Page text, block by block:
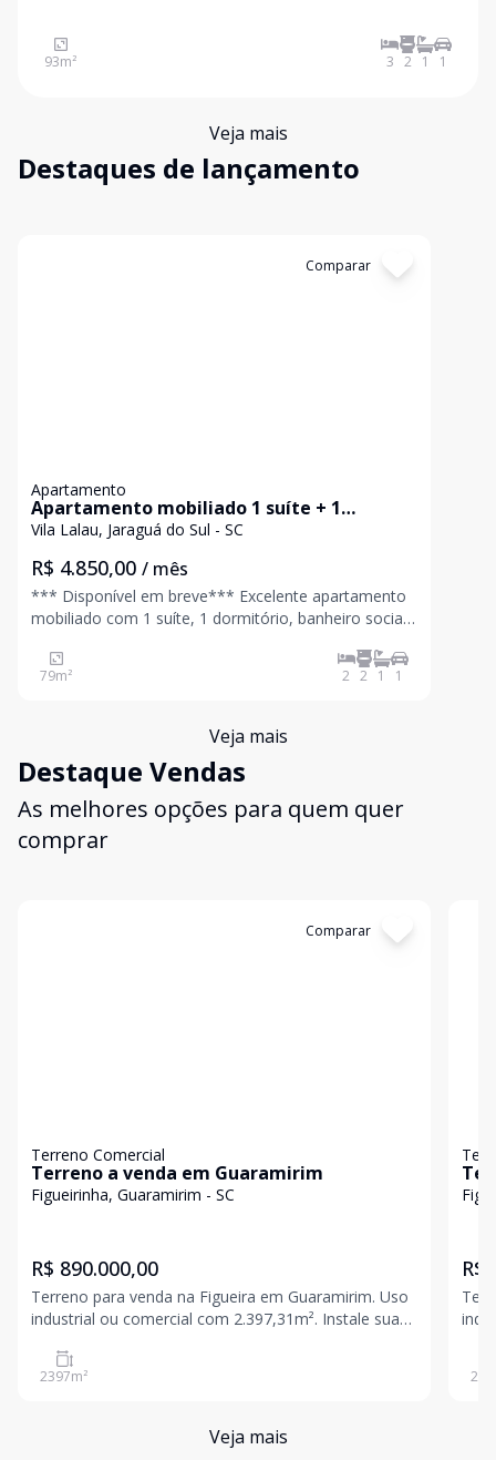
de garagem. Áreas de lazer totalmente equipadas e
climatizadas, 2 salões de festas integrados, pl
93m² 3 2 1 1
Veja mais
Destaques de lançamento
Comparar
Apartamento
Apartamento mobiliado 1 suíte + 1
dormitório - Vila Lalau - Jaraguá do Sul / SC
Vila Lalau, Jaraguá do Sul - SC
R$ 4.850,00 / mês
*** Disponível em breve*** Excelente apartamento
mobiliado com 1 suíte, 1 dormitório, banheiro social,
com churrasqueira, 1 vaga de garagem. Áreas de
lazer totalmente equipadas e climatizadas, 2 salõ
79m² 2 2 1 1
Veja mais
Destaque Vendas
As melhores opções para quem quer
comprar
Comparar
Terreno Comercial
Terreno a venda em Guaramirim
Figueirinha, Guaramirim - SC
R$ 890.000,00
Terreno para venda na Figueira em Guaramirim. Uso
industrial ou comercial com 2.397,31m². Instale sua
108.
2397m²
R$
Veja mais